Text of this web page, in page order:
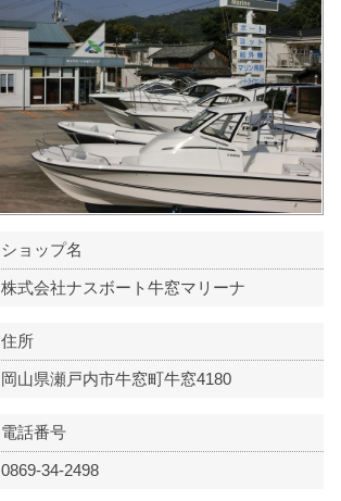
ショップ名
株式会社ナスボート牛窓マリーナ
住所
岡山県瀬戸内市牛窓町牛窓4180
電話番号
0869-34-2498